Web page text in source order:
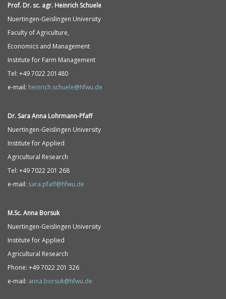
Prof. Dr. sc. agr. Heinrich Schuele
Nuertingen-Geislingen University
Faculty of Agriculture,
Economics and Management
Institute for Farm Management
Tel: +49 7022 201480
e-mail: heinrich.schuele@hfwu.de
Dr. Sara Anna Lohrmann-Pfaff
Nuertingen-Geislingen University
Institute for Applied
Agricultural Research
Tel: +49 7022 201 268
e-mail: sara.pfaff@hfwu.de
M.Sc. Anna Borsuk
Nuertingen-Geislingen University
Institute for Applied
Agricultural Research
Phone: +49 7022 201 326
e-mail: anna.borsuk@hfwu.de